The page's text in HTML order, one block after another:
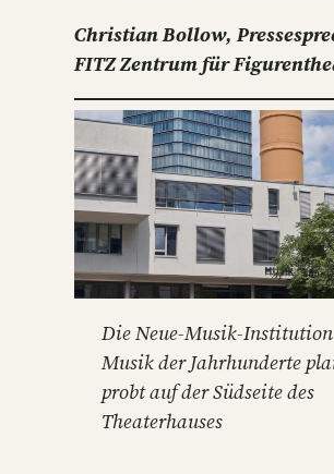
Christian Bollow,
FITZ Zentrum für
Die Neue-Musik-Institution
Musik der Jahrhunderte
probt auf der Südseite des
Theaterhauses